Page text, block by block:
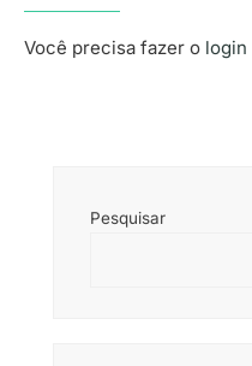
Você precisa fazer o login
Pesquisar